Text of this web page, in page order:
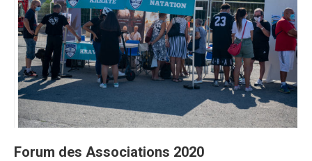
Forum des Associations 2020